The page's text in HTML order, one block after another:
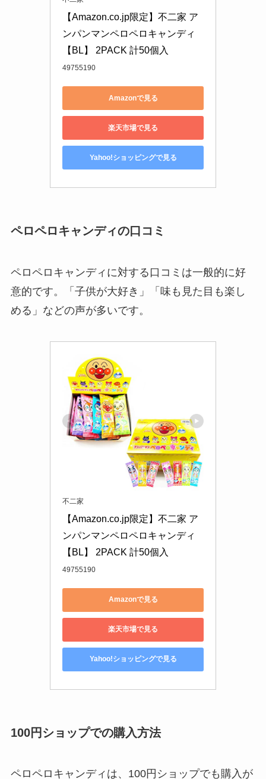
【Amazon.co.jp限定】不二家 ア
ンパンマンペロペロキャンディ
【BL】 2PACK 計50個入
49755190
Amazonで見る
楽天市場で見る
Yahoo!ショッピングで見る
ペロペロキャンディの口コミ
ペロペロキャンディに対する口コミは一般的に好
意的です。「子供が大好き」「味も見た目も楽し
める」などの声が多いです。
不二家
【Amazon.co.jp限定】不二家 ア
ンパンマンペロペロキャンディ
【BL】 2PACK 計50個入
49755190
Amazonで見る
楽天市場で見る
Yahoo!ショッピングで見る
100円ショップでの購入方法
ペロペロキャンディは、100円ショップでも購入が